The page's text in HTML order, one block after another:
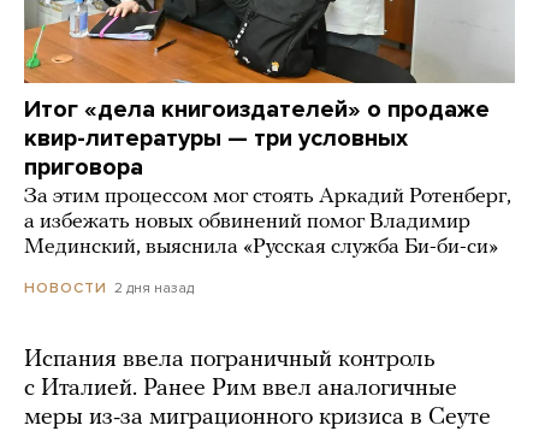
Итог «дела книгоиздателей» о продаже
квир-литературы — три условных
приговора
За этим процессом мог стоять Аркадий Ротенберг,
а избежать новых обвинений помог Владимир
Мединский, выяснила «Русская служба Би-би-си»
НОВОСТИ 2 дня назад
Испания ввела пограничный контроль
с Италией. Ранее Рим ввел аналогичные
меры из-за миграционного кризиса в Сеуте